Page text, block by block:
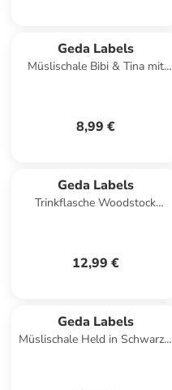
Geda Labels
Müslischale Bibi & Tina mit
8,99 €
Geda Labels
Trinkflasche Woodstock
12,99 €
Geda Labels
Müslischale Held in Schwarz -